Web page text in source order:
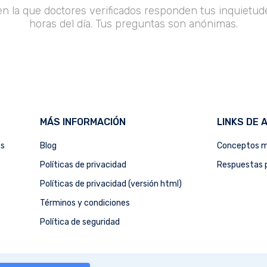
la que doctores verificados responden tus
horas del día. Tus preguntas son anónimas.
MÁS INFORMACIÓN
Blog
Políticas de privacidad
Políticas de privacidad (versión html)
Términos y condiciones
Política de seguridad
LINKS DE
Conceptos
Respuestas